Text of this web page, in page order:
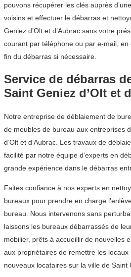
pouvons récupérer les clés auprès
voisins et effectuer le débarras et
Geniez d’Olt et d’Aubrac sans votre
courant par téléphone ou par e-mail,
fin du débarras si nécessaire.
Service de débarras
Saint Geniez d’Olt et
Notre entreprise de déblaiement de
de meubles de bureau aux entreprises
d’Olt et d’Aubrac. Les travaux de
facilité par notre équipe d’experts en
grande expérience dans le débarras
Faites confiance à nos experts en
bureaux pour prendre en charge
bureau. Nous intervenons sans
laissons les bureaux débarrassés de
mobilier, prêts à accueillir de nouvelles
aux propriétaires de remettre les
nouveaux locataires sur la ville de Saint